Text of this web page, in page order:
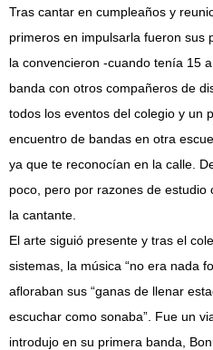
Tras cantar en cumpleaños y
primeros en impulsarla fueron sus
la convencieron -cuando tenía 15
banda con otros compañeros de
todos los eventos del colegio y un
encuentro de bandas en otra
ya que te reconocían en la calle.
poco, pero por razones de estudio
la cantante.
El arte siguió presente y tras el
sistemas, la música “no era nada
afloraban sus “ganas de llenar
escuchar como sonaba”. Fue un
introdujo en su primera banda,